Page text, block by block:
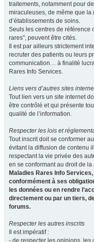
traitements, notamment pour
miraculeuses, de même que
d’établissements de soins.
Seuls les centres de référence
rares", peuvent être cités.
Il est par ailleurs strictement
recruter des patients ou leurs
communication… à finalité
Rares Info Services.
Liens vers d’autres sites
Tout lien vers un site internet
être contrôlé et qui présente
qualité de l’information.
Respecter les lois et
Tout inscrit doit se conformer
évitant la diffusion de contenu
respectant la vie privée des
en se conformant au droit de
Maladies Rares Info
conformément à ses
les données ou en rendre
directement ou par un tiers,
forums.
Respecter les autres inscrits
Il est impératif :
- de respecter les opinions, les